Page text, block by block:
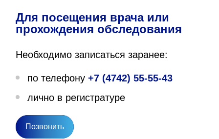
Вакансии
Направления деятельности
Для посещения врача или
прохождения обследования
Необходимо записаться заранее:
по телефону +7 (4742) 55-55-43
лично в регистратуре
Позвонить